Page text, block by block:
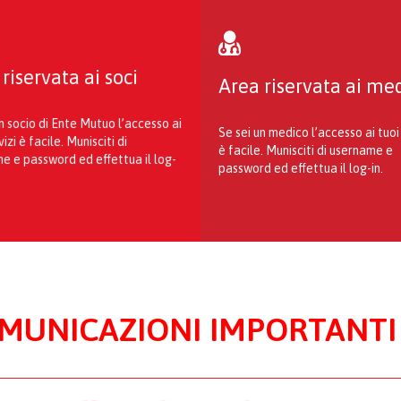
ai soci
socio di Ente Mutuo l’accesso ai
è facile. Munisciti di
e password ed effettua il log-
ACCESSO SOCI
Area Riservata →
Area riservata ai
Se sei un medico l’accesso ai
è facile. Munisciti di username e
password ed effettua il log-in.
Area Riservata